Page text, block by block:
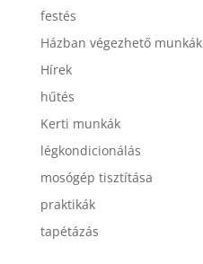
festés
Házban végezhető munkák
Hírek
hűtés
Kerti munkák
légkondicionálás
mosógép tisztítása
praktikák
tapétázás